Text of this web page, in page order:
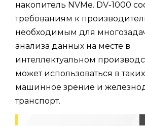
накопитель NVMe. DV-1000
требованиям к
необходимым для
анализа данных на месте в
интеллектуальном
может использоваться в
машинное зрение и
транспорт.